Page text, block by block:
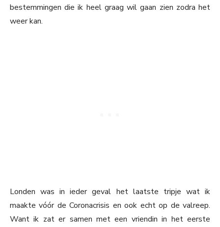
bestemmingen die ik heel graag wil gaan zien zodra het
weer kan.
Londen was in ieder geval het laatste tripje wat ik
maakte vóór de Coronacrisis en ook echt op de valreep.
Want ik zat er samen met een vriendin in het eerste